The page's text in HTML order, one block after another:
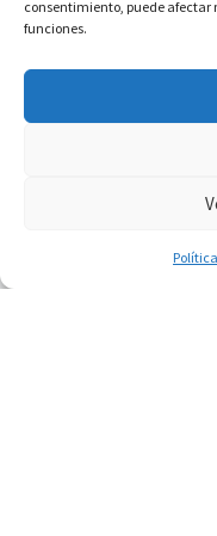
consentimiento, puede
funciones.
Diaconado
WP